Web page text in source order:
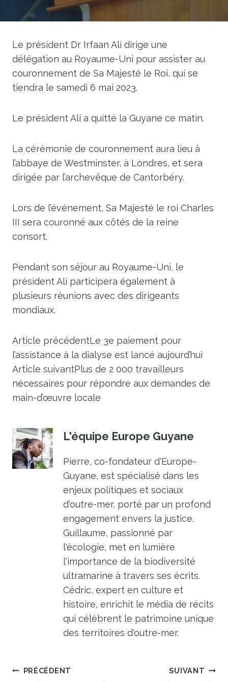
Le président Dr Irfaan Ali dirige une
délégation au Royaume-Uni pour assister au
couronnement de Sa Majesté le Roi, qui se
tiendra le samedi 6 mai 2023.
Le président Ali a quitté la Guyane ce matin.
La cérémonie de couronnement aura lieu à
l’abbaye de Westminster, à Londres, et sera
dirigée par l’archevêque de Cantorbéry.
Lors de l’événement, Sa Majesté le roi Charles
III sera couronné aux côtés de la reine
consort.
Pendant son séjour au Royaume-Uni, le
président Ali participera également à
plusieurs réunions avec des dirigeants
mondiaux.
Article précédentLe 3e paiement pour
l’assistance à la dialyse est lancé aujourd’hui
Article suivantPlus de 2 000 travailleurs
nécessaires pour répondre aux demandes de
main-d’œuvre locale
L'équipe Europe Guyane
Pierre, co-fondateur d'Europe-
Guyane, est spécialisé dans les
enjeux politiques et sociaux
d'outre-mer, porté par un profond
engagement envers la justice.
Guillaume, passionné par
l'écologie, met en lumière
l'importance de la biodiversité
ultramarine à travers ses écrits.
Cédric, expert en culture et
histoire, enrichit le média de récits
qui célèbrent le patrimoine unique
des territoires d'outre-mer.
Navigation
PRÉCÉDENT SUIVANT